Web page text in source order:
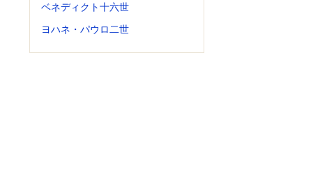
ベネディクト十六世
ヨハネ・パウロ二世